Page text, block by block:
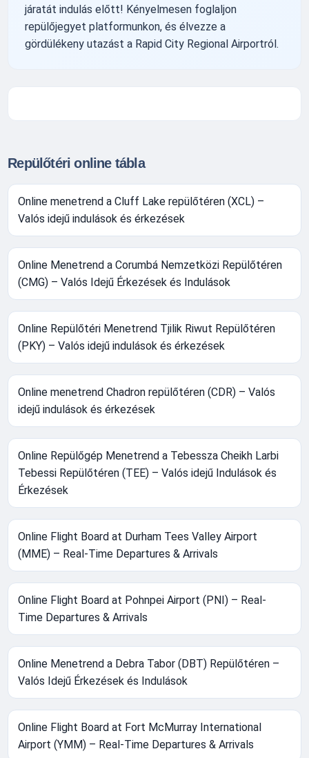
járatát indulás előtt! Kényelmesen foglaljon
repülőjegyet platformunkon, és élvezze a
gördülékeny utazást a Rapid City Regional Airportról.
Repülőtéri online tábla
Online menetrend a Cluff Lake repülőtéren (XCL) –
Valós idejű indulások és érkezések
Online Menetrend a Corumbá Nemzetközi Repülőtéren
(CMG) – Valós Idejű Érkezések és Indulások
Online Repülőtéri Menetrend Tjilik Riwut Repülőtéren
(PKY) – Valós idejű indulások és érkezések
Online menetrend Chadron repülőtéren (CDR) – Valós
idejű indulások és érkezések
Online Repülőgép Menetrend a Tebessza Cheikh Larbi
Tebessi Repülőtéren (TEE) – Valós idejű Indulások és
Érkezések
Online Flight Board at Durham Tees Valley Airport
(MME) – Real-Time Departures & Arrivals
Online Flight Board at Pohnpei Airport (PNI) – Real-
Time Departures & Arrivals
Online Menetrend a Debra Tabor (DBT) Repülőtéren –
Valós Idejű Érkezések és Indulások
Online Flight Board at Fort McMurray International
Airport (YMM) – Real-Time Departures & Arrivals